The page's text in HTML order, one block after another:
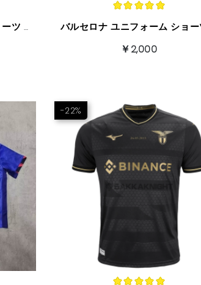
バルセロナ ユニフォーム ショーツ 2026/7 ホーム
￥2,000
-22%